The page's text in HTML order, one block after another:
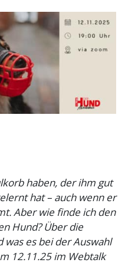
haben, der ihm gut
hat – auch wenn er
Aber wie finde ich den
Hund? Über die
es bei der Auswahl
12.11.25 im Webtalk